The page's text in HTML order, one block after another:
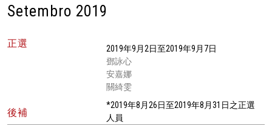
Setembro 2019
正選
2019年9月2日至2019年9月7日
鄧詠心
安嘉娜
關綺雯
後補
*2019年8月26日至2019年8月31日之正選
人員